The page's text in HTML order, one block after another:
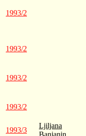
1993/2
1993/2
1993/2
1993/2
1993/3
Ljiljana
Banjanin